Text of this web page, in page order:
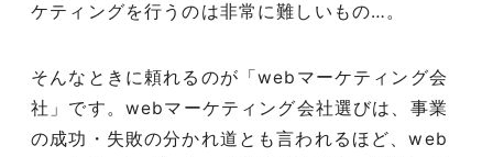
ケティングを行うのは非常に難しいもの…。
そんなときに頼れるのが「webマーケティング会
社」です。webマーケティング会社選びは、事業
の成功・失敗の分かれ道とも言われるほど、web